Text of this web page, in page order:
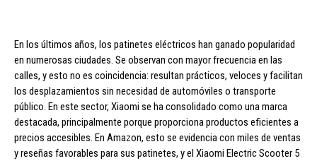
En los últimos años, los patinetes eléctricos han ganado popularidad
en numerosas ciudades. Se observan con mayor frecuencia en las
calles, y esto no es coincidencia: resultan prácticos, veloces y facilitan
los desplazamientos sin necesidad de automóviles o transporte
público. En este sector, Xiaomi se ha consolidado como una marca
destacada, principalmente porque proporciona productos eficientes a
precios accesibles. En Amazon, esto se evidencia con miles de ventas
y reseñas favorables para sus patinetes, y el Xiaomi Electric Scooter 5